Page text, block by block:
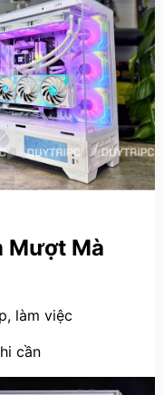
Mượt Mà
làm việc
cần